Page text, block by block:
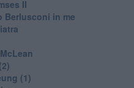
II
Berlusconi in me
(1)